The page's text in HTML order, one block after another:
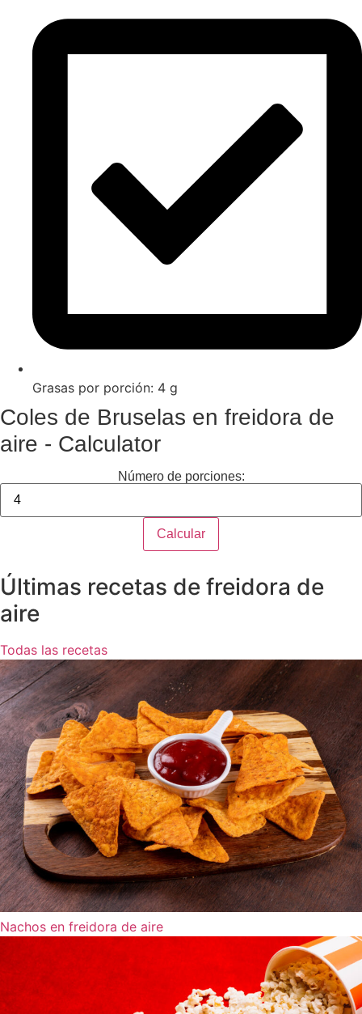
Grasas por porción: 4 g
Coles de Bruselas en freidora de
aire - Calculator
Número de porciones:
Calcular
Últimas recetas de freidora de
aire
Todas las recetas
Nachos en freidora de aire